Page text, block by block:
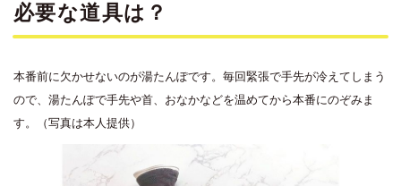
必要な道具は？
本番前に欠かせないのが湯たんぽです。毎回緊張で手先が冷えてしまう
ので、湯たんぽで手先や首、おなかなどを温めてから本番にのぞみま
す。（写真は本人提供）